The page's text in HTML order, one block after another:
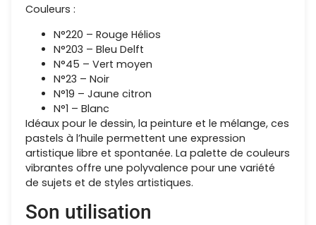
Couleurs :
N°220 – Rouge Hélios
N°203 – Bleu Delft
N°45 – Vert moyen
N°23 – Noir
N°19 – Jaune citron
N°1 – Blanc
Idéaux pour le dessin, la peinture et le mélange, ces
pastels à l’huile permettent une expression
artistique libre et spontanée. La palette de couleurs
vibrantes offre une polyvalence pour une variété
de sujets et de styles artistiques.
Son utilisation